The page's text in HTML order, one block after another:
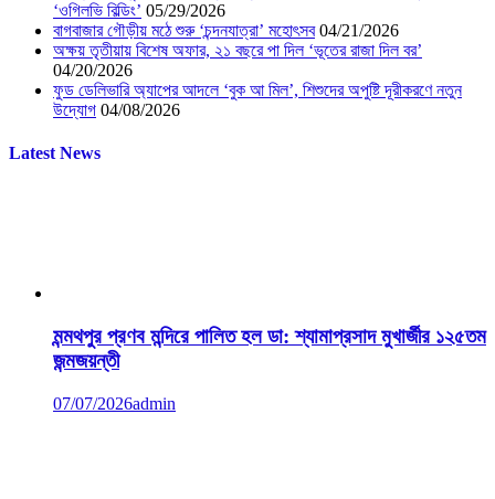
‘ওগিলভি বিল্ডিং’ 05/29/2026
বাগবাজার গৌড়ীয় মঠে শুরু ‘চন্দনযাত্রা’ মহোৎসব 04/21/2026
অক্ষয় তৃতীয়ায় বিশেষ অফার, ২১ বছরে পা দিল ‘ভূতের রাজা দিল বর’
04/20/2026
ফুড ডেলিভারি অ্যাপের আদলে ‘বুক আ মিল’, শিশুদের অপুষ্টি দূরীকরণে নতুন
উদ্যোগ 04/08/2026
Latest News
মন্মথপুর প্রণব মন্দিরে পালিত হল ডা: শ্যামাপ্রসাদ মুখার্জীর ১২৫তম
জন্মজয়ন্তী
07/07/2026admin